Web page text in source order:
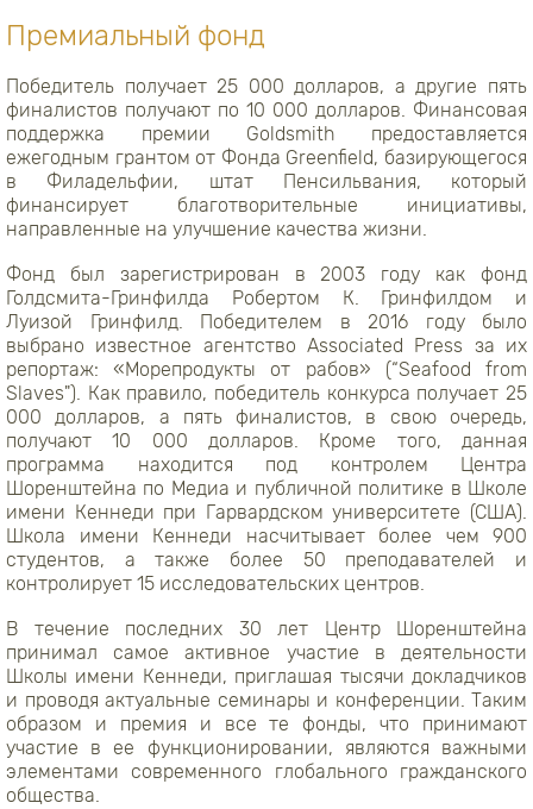
Премиальный фонд
Победитель получает 25 000 долларов, а другие пять
финалистов получают по 10 000 долларов. Финансовая
поддержка премии Goldsmith предоставляется
ежегодным грантом от Фонда Greenfield, базирующегося
в Филадельфии, штат Пенсильвания, который
финансирует благотворительные инициативы,
направленные на улучшение качества жизни.
Фонд был зарегистрирован в 2003 году как фонд
Голдсмита-Гринфилда Робертом К. Гринфилдом и
Луизой Гринфилд. Победителем в 2016 году было
выбрано известное агентство Associated Press за их
репортаж: «Морепродукты от рабов» (“Seafood from
Slaves"). Как правило, победитель конкурса получает 25
000 долларов, а пять финалистов, в свою очередь,
получают 10 000 долларов. Кроме того, данная
программа находится под контролем Центра
Шоренштейна по Медиа и публичной политике в Школе
имени Кеннеди при Гарвардском университете (США).
Школа имени Кеннеди насчитывает более чем 900
студентов, а также более 50 преподавателей и
контролирует 15 исследовательских центров.
В течение последних 30 лет Центр Шоренштейна
принимал самое активное участие в деятельности
Школы имени Кеннеди, приглашая тысячи докладчиков
и проводя актуальные семинары и конференции. Таким
образом и премия и все те фонды, что принимают
участие в ее функционировании, являются важными
элементами современного глобального гражданского
общества.